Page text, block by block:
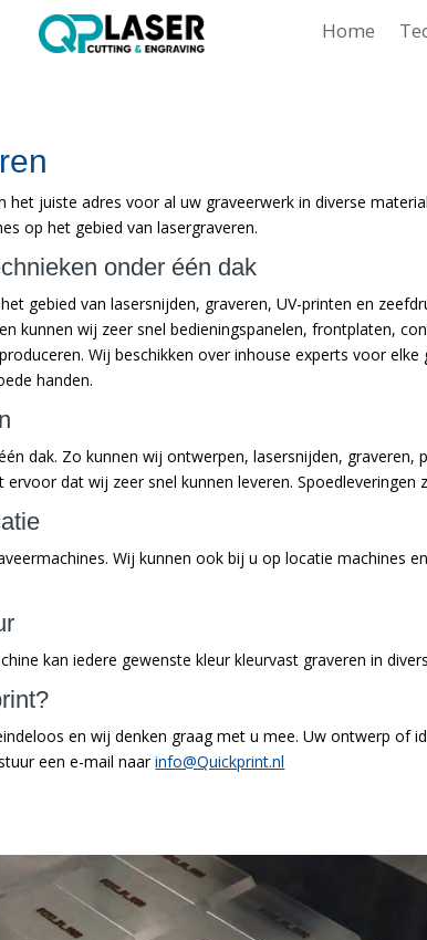
Home
het juiste adres voor al uw graveerwerk in diverse
op het gebied van lasergraveren.
onder één dak
gebied van lasersnijden, graveren, UV-printen en
kunnen wij zeer snel bedieningspanelen, frontplaten,
Wij beschikken over inhouse experts voor elke
handen.
dak. Zo kunnen wij ontwerpen, lasersnijden, graveren,
dat wij zeer snel kunnen leveren. Spoedleveringen
Wij kunnen ook bij u op locatie machines
kan iedere gewenste kleur kleurvast graveren in
en wij denken graag met u mee. Uw ontwerp of
een e-mail naarinfo@Quickprint.nl